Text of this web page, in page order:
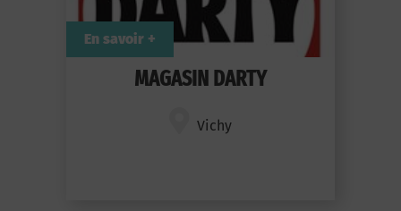
MAGASIN DARTY
Vichy
En savoir +